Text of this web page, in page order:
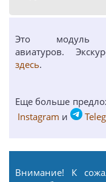
Это модуль
авиатуров.
здесь.
Еще больше
Instagram и
Внимание! К